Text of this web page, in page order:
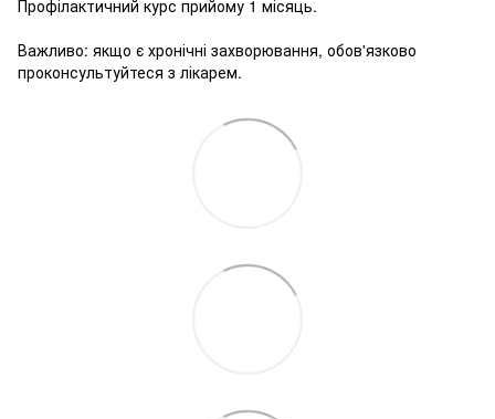
Профілактичний курс прийому 1 місяць.
Важливо: якщо є хронічні захворювання, обов'язково
проконсультуйтеся з лікарем.